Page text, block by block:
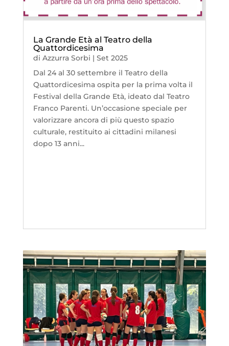
La Grande Età al Teatro della
Quattordicesima
di Azzurra Sorbi | Set 2025
Dal 24 al 30 settembre il Teatro della
Quattordicesima ospita per la prima volta il
Festival della Grande Età, ideato dal Teatro
Franco Parenti. Un’occasione speciale per
valorizzare ancora di più questo spazio
culturale, restituito ai cittadini milanesi
dopo 13 anni...